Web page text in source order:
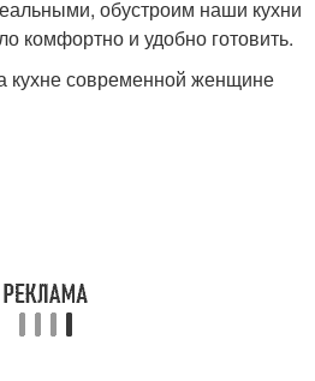
обустроим наши кухни
комфортно и удобно готовить.
кухне современной женщине